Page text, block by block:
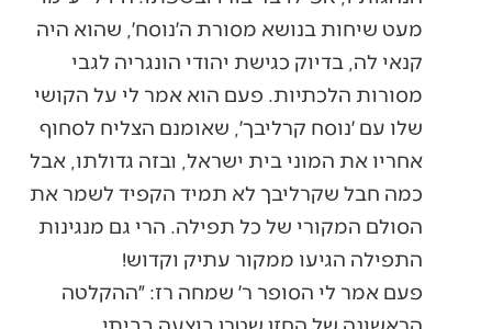
מעט שיחות בנושא מסורת ה׳נוסח׳, שהוא היה
קנאי לה, בדיוק כגישת יהודי הונגריה לגבי
מסורות הלכתיות. פעם הוא אמר לי על הקושי
שלו עם ׳נוסח קרליבך׳, שאומנם הצליח לסחוף
אחריו את המוני בית ישראל, ובזה גדולתו, אבל
כמה חבל שקרליבך לא תמיד הקפיד לשמר את
הסולם המקורי של כל תפילה. הרי גם מנגינות
התפילה הגיעו ממקור עתיק וקדוש!
פעם אמר לי הסופר ר׳ שמחה רז: ״ההקלטה